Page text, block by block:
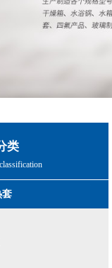
类
套